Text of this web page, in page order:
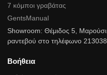
7 κόμποι γραβάτας
GentsManual
Showroom: Θέμιδος 5,
ραντεβού στο τηλέφωνο
Βοήθεια